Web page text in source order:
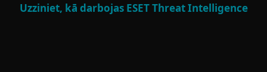
Uzziniet, kā darbojas ESET Threat Intelligence